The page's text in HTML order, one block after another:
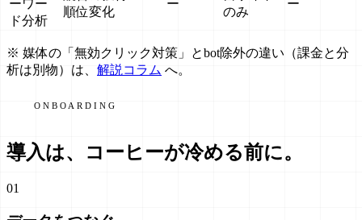
ーワー
ド分析
順位変化
ー
のみ
ー
※ 媒体の「無効クリック対策」とbot除外の違い（課金と分
析は別物）は、 解説コラム へ。
ONBOARDING
導入は、 コーヒーが冷める前に。
01